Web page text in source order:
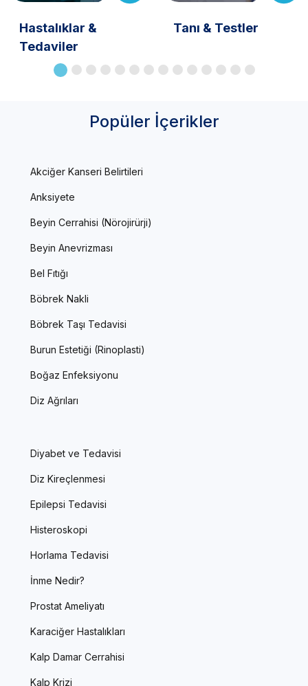
Hastalıklar &
Tedaviler
Tanı & Testler
Popüler İçerikler
Akciğer Kanseri Belirtileri
Anksiyete
Beyin Cerrahisi (Nörojirürji)
Beyin Anevrizması
Bel Fıtığı
Böbrek Nakli
Böbrek Taşı Tedavisi
Burun Estetiği (Rinoplasti)
Boğaz Enfeksiyonu
Diz Ağrıları
Diyabet ve Tedavisi
Diz Kireçlenmesi
Epilepsi Tedavisi
Histeroskopi
Horlama Tedavisi
İnme Nedir?
Prostat Ameliyatı
Karaciğer Hastalıkları
Kalp Damar Cerrahisi
Kalp Krizi